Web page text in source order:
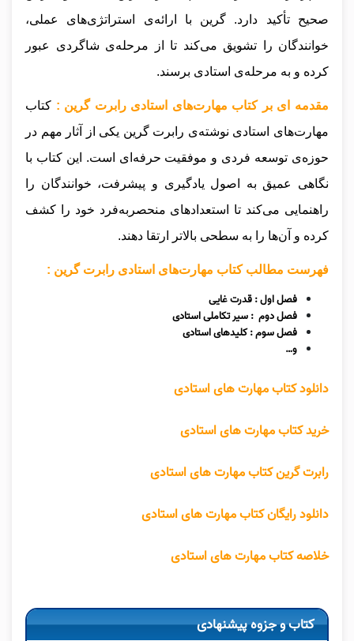
صحیح تأکید دارد. گرین با ارائه‌ی استراتژی‌های عملی،
خوانندگان را تشویق می‌کند تا از مرحله‌ی شاگردی عبور
کرده و به مرحله‌ی استادی برسند.
مقدمه ای بر کتاب مهارت‌های استادی رابرت گرین : کتاب
مهارت‌های استادی نوشته‌ی رابرت گرین یکی از آثار مهم در
حوزه‌ی توسعه فردی و موفقیت حرفه‌ای است. این کتاب با
نگاهی عمیق به اصول یادگیری و پیشرفت، خوانندگان را
راهنمایی می‌کند تا استعدادهای منحصر‌به‌فرد خود را کشف
کرده و آن‌ها را به سطحی بالاتر ارتقا دهند.
فهرست مطالب کتاب مهارت‌های استادی رابرت گرین :
فصل اول : قدرت غایی
فصل دوم : سیر تکاملی استادی
فصل سوم : کلیدهای استادی
و…
دانلود کتاب مهارت های استادی
خرید کتاب مهارت های استادی
رابرت گرین کتاب مهارت های استادی
دانلود رایگان کتاب مهارت های استادی
خلاصه کتاب مهارت های استادی
کتاب و جزوه پیشنهادی